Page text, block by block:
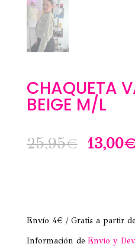
CHAQUETA
BEIGE M/L
25,95€ El
25,95€.
13,00€
Envío 4€ / Gratis a partir
Información de Envío y